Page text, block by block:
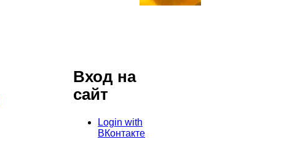
Вход на
сайт
Login with
ВКонтакте